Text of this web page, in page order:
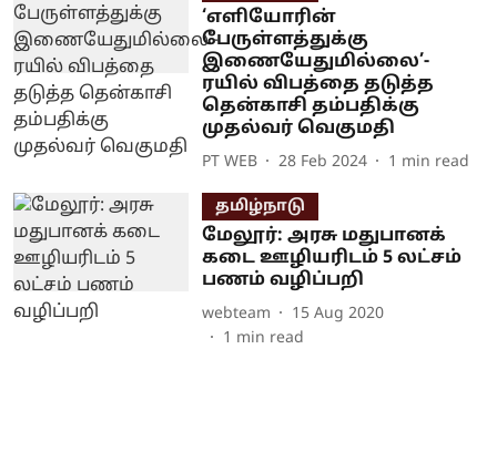
‘எளியோரின்
பேருள்ளத்துக்கு
இணையேதுமில்லை’-
ரயில் விபத்தை தடுத்த
தென்காசி தம்பதிக்கு
முதல்வர் வெகுமதி
PT WEB 28 Feb 2024 1 min read
தமிழ்நாடு
மேலூர்: அரசு மதுபானக்
கடை ஊழியரிடம் 5 லட்சம்
பணம் வழிப்பறி
webteam
15 Aug 2020
1 min read